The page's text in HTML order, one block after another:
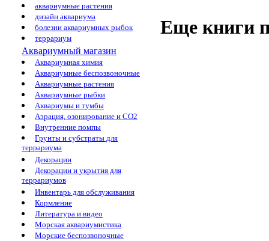
аквариумные растения
дизайн аквариума
болезни аквариумных рыбок
террариум
Аквариумный магазин
Аквариумная химия
Аквариумные беспозвоночные
Аквариумные растения
Аквариумные рыбки
Аквариумы и тумбы
Аэрация, озонирование и CO2
Внутренние помпы
Грунты и субстраты для
террариума
Декорации
Декорации и укрытия для
террариумов
Инвентарь для обслуживания
Кормление
Литература и видео
Морская аквариумистика
Морские беспозвоночные
Еще книги